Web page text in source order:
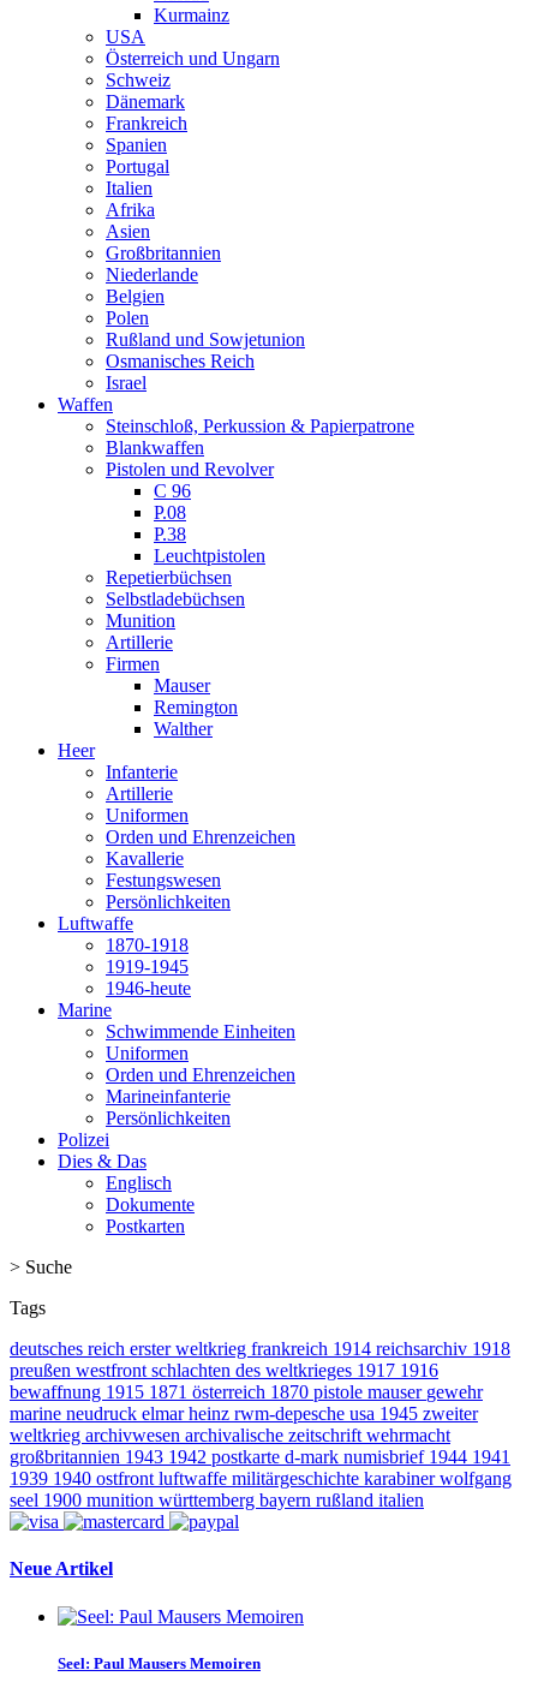
Kurmainz
USA
Österreich und Ungarn
Schweiz
Dänemark
Frankreich
Spanien
Portugal
Italien
Afrika
Asien
Großbritannien
Niederlande
Belgien
Polen
Rußland und Sowjetunion
Osmanisches Reich
Israel
Waffen
Steinschloß, Perkussion & Papierpatrone
Blankwaffen
Pistolen und Revolver
C 96
P.08
P.38
Leuchtpistolen
Repetierbüchsen
Selbstladebüchsen
Munition
Artillerie
Firmen
Mauser
Remington
Walther
Heer
Infanterie
Artillerie
Uniformen
Orden und Ehrenzeichen
Kavallerie
Festungswesen
Persönlichkeiten
Luftwaffe
1870-1918
1919-1945
1946-heute
Marine
Schwimmende Einheiten
Uniformen
Orden und Ehrenzeichen
Marineinfanterie
Persönlichkeiten
Polizei
Dies & Das
Englisch
Dokumente
Postkarten
> Suche
Tags
deutsches reich erster weltkrieg frankreich 1914 reichsarchiv 1918
preußen westfront schlachten des weltkrieges 1917 1916
bewaffnung 1915 1871 österreich 1870 pistole mauser gewehr
marine neudruck elmar heinz rwm-depesche usa 1945 zweiter
weltkrieg archivwesen archivalische zeitschrift wehrmacht
großbritannien 1943 1942 postkarte d-mark numisbrief 1944 1941
1939 1940 ostfront luftwaffe militärgeschichte karabinerwolfgang
seel 1900 munition württemberg bayern rußland italien
Neue Artikel
Seel: Paul Mausers Memoiren